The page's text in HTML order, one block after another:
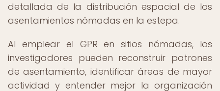
detallada de la distribución espacial de los
asentamientos nómadas en la estepa.
Al emplear el GPR en sitios nómadas, los
investigadores pueden reconstruir patrones
de asentamiento, identificar áreas de mayor
actividad y entender mejor la organización